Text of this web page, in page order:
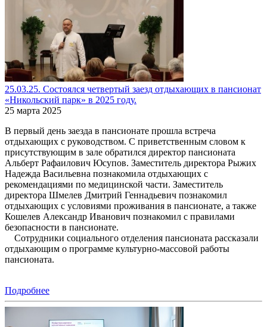
25.03.25. Состоялся четвертый заезд отдыхающих в пансионат
«Никольский парк» в 2025 году.
25 марта 2025
В первый день заезда в пансионате прошла встреча
отдыхающих с руководством. С приветственным словом к
присутствующим в зале обратился директор пансионата
Альберт Рафаилович Юсупов. Заместитель директора Рыжих
Надежда Васильевна познакомила отдыхающих с
рекомендациями по медицинской части. Заместитель
директора Шмелев Дмитрий Геннадьевич познакомил
отдыхающих с условиями проживания в пансионате, а также
Кошелев Александр Иванович познакомил с правилами
безопасности в пансионате.
Сотрудники социального отделения пансионата рассказали
отдыхающим о программе культурно-массовой работы
пансионата.
Подробнее